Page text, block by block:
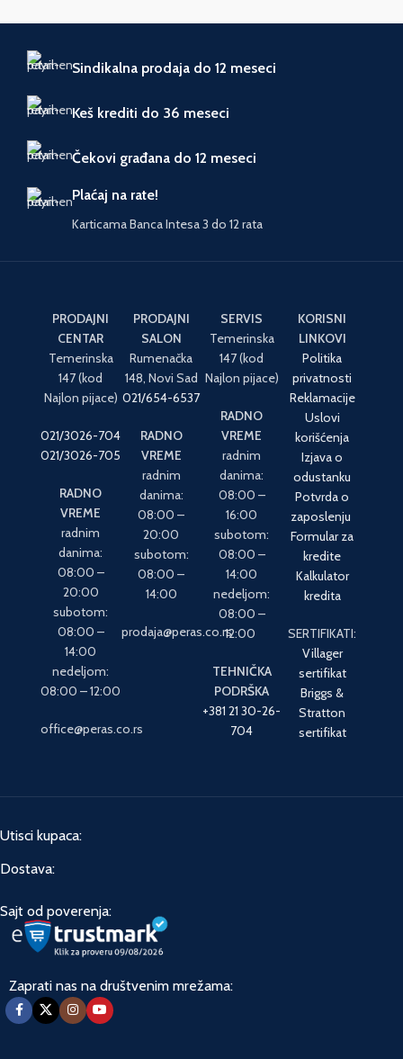
Sindikalna prodaja do 12 meseci
Keš krediti do 36 meseci
Čekovi građana do 12 meseci
Plaćaj na rate!
Karticama Banca Intesa 3 do 12 rata
PRODAJNI
CENTAR
Temerinska
147 (kod
Najlon pijace)
021/3026-704
021/3026-705
RADNO
VREME
radnim
danima:
08:00 –
20:00
subotom:
08:00 –
14:00
nedeljom:
08:00 – 12:00
office@peras.co.rs
PRODAJNI
SALON
Rumenačka
148, Novi Sad
021/654-6537
RADNO
VREME
radnim
danima:
08:00 –
20:00
subotom:
08:00 –
14:00
prodaja@peras.co.rs
SERVIS
Temerinska
147 (kod
Najlon pijace)
RADNO
VREME
radnim
danima:
08:00 –
16:00
subotom:
08:00 –
14:00
nedeljom:
08:00 –
12:00
TEHNIČKA
PODRŠKA
+381 21 30-26-
704
KORISNI
LINKOVI
Politika
privatnosti
Reklamacije
Uslovi
korišćenja
Izjava o
odustanku
Potvrda o
zaposlenju
Formular za
kredite
Kalkulator
kredita
SERTIFIKATI:
Villager
sertifikat
Briggs &
Stratton
sertifikat
Utisci kupaca:
Dostava:
Sajt od poverenja:
Zaprati nas na društvenim mrežama: